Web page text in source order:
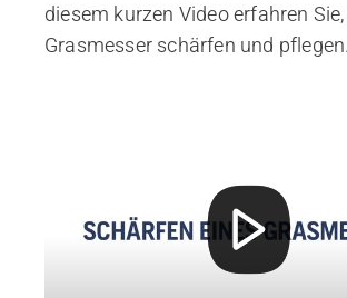
diesem kurzen Video erfahren
Grasmesser schärfen und pflegen.